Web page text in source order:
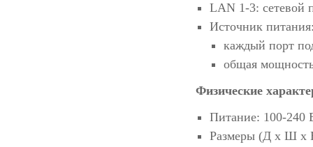
LAN 1-3: сетевой
Источник
каждый порт
общая
Физические
Питание: 100-240
Размеры (Д х Ш х